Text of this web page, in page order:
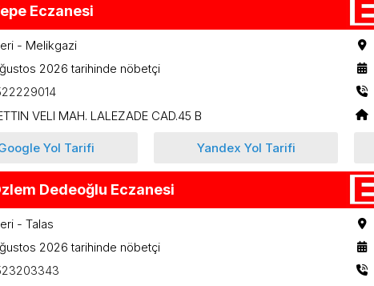
Eczanesi
- Melikgazi
2026 tarihinde nöbetçi
VELI MAH. LALEZADE CAD.45 B
Yol Tarifi Yandex Yol Tarifi
Dedeoğlu Eczanesi
- Talas
2026 tarihinde nöbetçi